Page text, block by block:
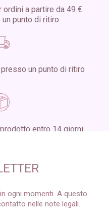
a partire da 49 €
punto di ritiro
un punto di ritiro
entro 14 giorni
ogni momenti. A questo
nelle note legali.